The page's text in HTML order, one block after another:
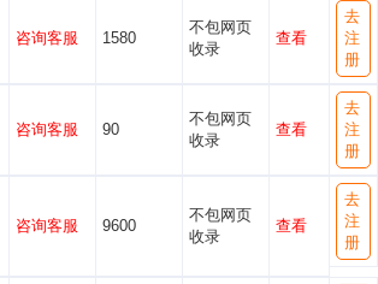
咨询客服 1580
不包网页
收录
查看
去
注
册
咨询客服 90
不包网页
收录
查看
去
注
册
咨询客服 9600
不包网页
收录
查看
去
注
册